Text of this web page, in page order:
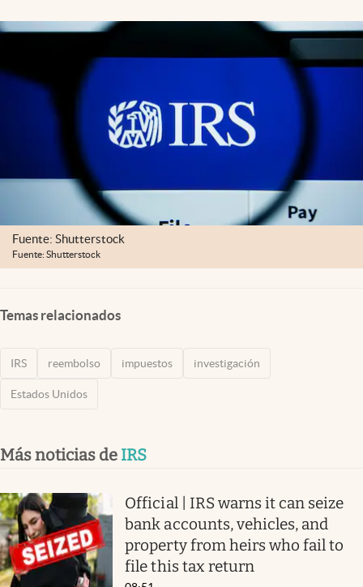
USA
Fuente: Shutterstock
Fuente: Shutterstock
Temas relacionados
IRS reembolso impuestos investigación
Estados Unidos
Más noticias de IRS
Official | IRS warns it can seize
bank accounts, vehicles, and
property from heirs who fail to
file this tax return